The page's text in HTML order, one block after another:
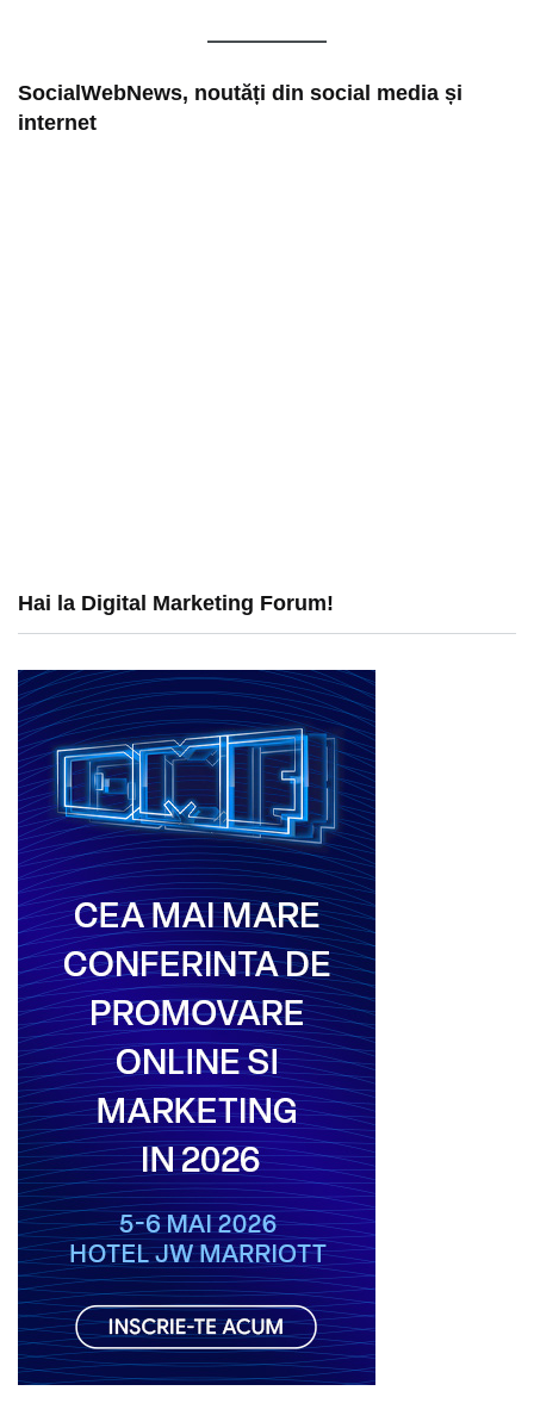
SocialWebNews, noutăți din social media și
internet
Hai la Digital Marketing Forum!